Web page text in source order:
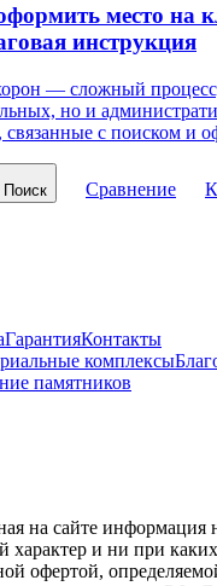
место на
инструкция
— сложный
но и
с поиском и
Поиск Сравнение
ГарантияКонтакты
комплексы
памятников
на сайте информация
и ни при
офертой,